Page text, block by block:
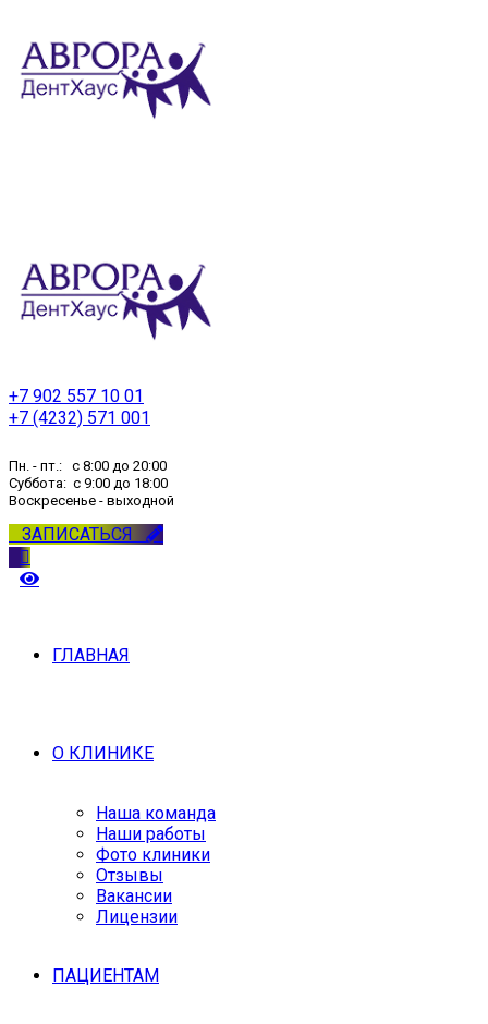
+7 902 557 10 01
+7 (4232) 571 001
Пн. - пт.: с 8:00 до 20:00
Суббота: с 9:00 до 18:00
Воскресенье - выходной
ЗАПИСАТЬСЯ
ГЛАВНАЯ
О КЛИНИКЕ
Наша команда
Наши работы
Фото клиники
Отзывы
Вакансии
Лицензии
ПАЦИЕНТАМ